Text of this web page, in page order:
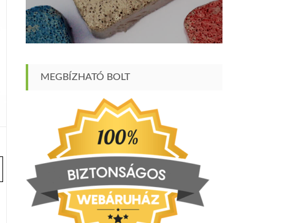
MEGBÍZHATÓ BOLT